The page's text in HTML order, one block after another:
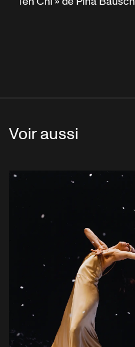
Voir aussi